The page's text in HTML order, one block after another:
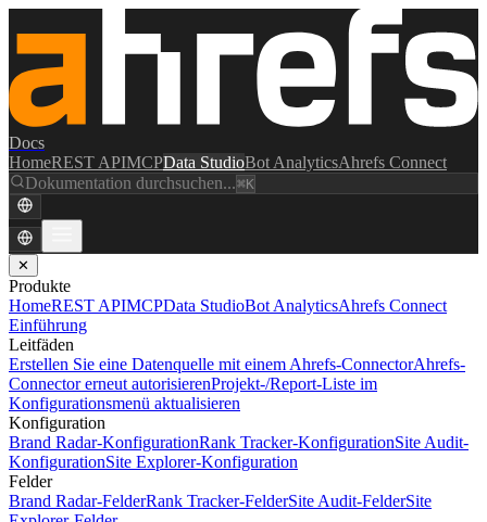
Docs
HomeREST APIMCPData StudioBot AnalyticsAhrefs Connect
Dokumentation durchsuchen...⌘K
✕
Produkte
HomeREST APIMCPData StudioBot AnalyticsAhrefs Connect
Einführung
Leitfäden
Erstellen Sie eine Datenquelle mit einem Ahrefs-ConnectorAhrefs-
Connector erneut autorisierenProjekt-/Report-Liste im
Konfigurationsmenü aktualisieren
Konfiguration
Brand Radar-KonfigurationRank Tracker-KonfigurationSite Audit-
KonfigurationSite Explorer-Konfiguration
Felder
Brand Radar-FelderRank Tracker-FelderSite Audit-FelderSite